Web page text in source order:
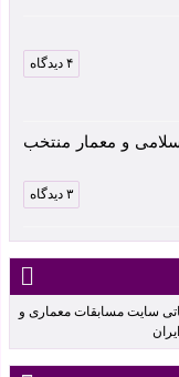
۴ دیدگاه
و معمار منتخب
۳ دیدگاه